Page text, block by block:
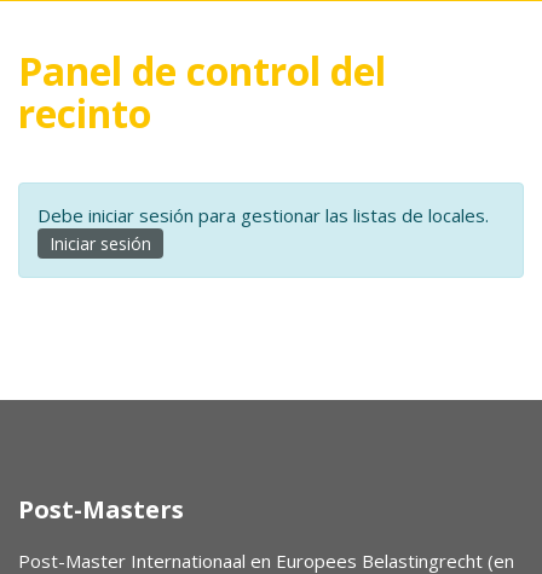
Panel de control del
recinto
Debe iniciar sesión para gestionar las listas de locales.
Iniciar sesión
Post-Masters
Post-Master Internationaal en Europees Belastingrecht (en